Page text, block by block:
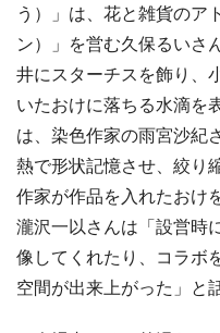
う）」は、花と雑貨のア
ン）」を営む久保るいさ
井にスターチスを飾り、
いたおけに落ちる水滴を
は、染色作家の雨宮沙紀
熱で形状記憶させ、絞り
作家が作品を入れたおけ
瀧沢一以さんは「設営時
像してくれたり、コラボ
空間が出来上がった」と